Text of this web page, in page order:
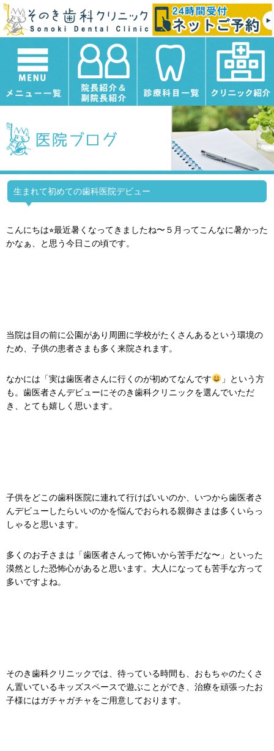
生まれて初めての歯科医院デビュー
こんにちは⭐︎最近暑くなってきましたね〜５月ってこんなに暑かった
かなぁ、と思う今日この頃です。
当院は目の前に公園があり周囲に学校がたくさんあるという環境の
ため、子供の患者さまも多く来院されます。
なかには「実は歯医者さんに行くのが初めてなんです
」という方
も。歯医者さんデビューにそのき歯科クリニックを選んでいただ
き、とても嬉しく思います。
子供をどこの歯科医院に連れて行けばいいのか、いつから歯医者さ
んデビューしたらいいのかを悩んでおられる親御さまは多くいらっ
しゃると思います。
多くのお子さまは「歯医者さんって怖いから苦手だな〜」といった
漠然とした恐怖心があると思います。大人になっても苦手な方って
多いですよね。
そのき歯科クリニックでは、待っている時間も、おもちゃのたくさ
ん置いているキッズスペースで遊ぶことができ、治療を頑張ったお
子様にはガチャガチャをご用意しております。